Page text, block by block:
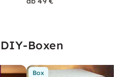
Boxen
Box